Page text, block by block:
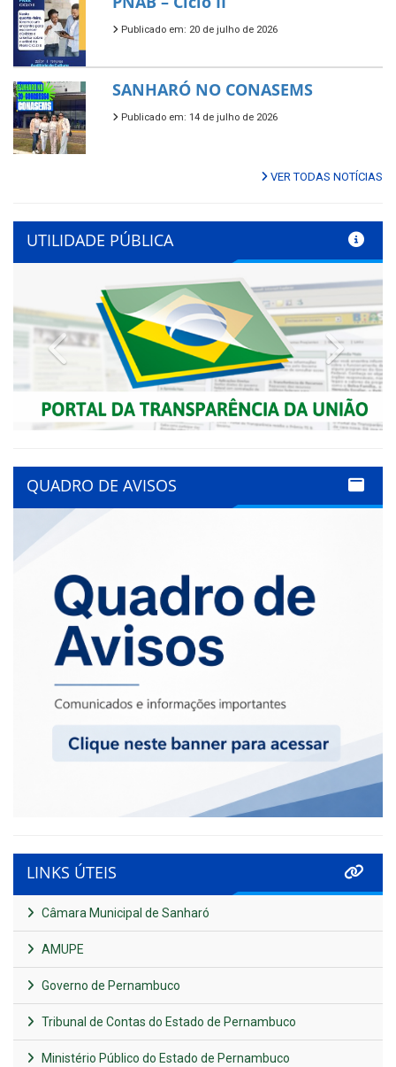
Publicado em: 20 de julho de 2026
SANHARÓ NO CONASEMS
Publicado em: 14 de julho de 2026
VER TODAS NOTÍCIAS
UTILIDADE PÚBLICA
Previous Next
QUADRO DE AVISOS
LINKS ÚTEIS
Câmara Municipal de Sanharó
AMUPE
Governo de Pernambuco
Tribunal de Contas do Estado de Pernambuco
Ministério Público do Estado de Pernambuco